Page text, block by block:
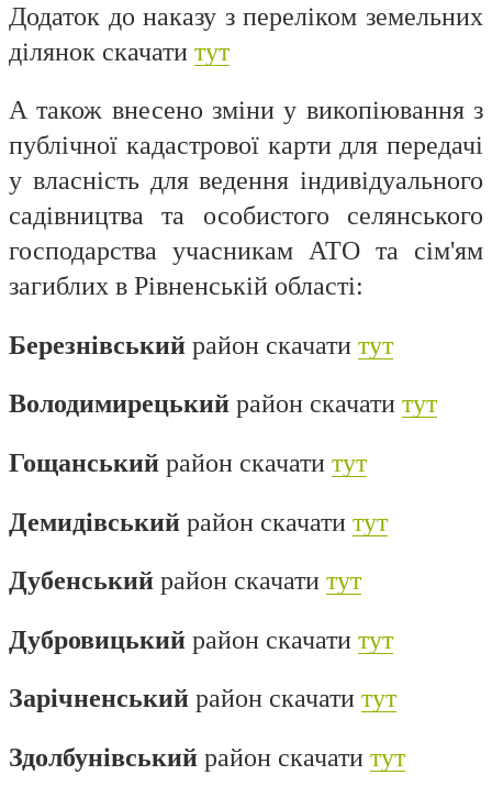
Додаток до наказу з переліком земельних
ділянок скачати тут
А також внесено зміни у викопіювання з
публічної кадастрової карти для передачі
у власність для ведення індивідуального
садівництва та особистого селянського
господарства учасникам АТО та сім'ям
загиблих в Рівненській області:
Березнівський район скачати тут
Володимирецький район скачати тут
Гощанський район скачати тут
Демидівський район скачати тут
Дубенський район скачати тут
Дубровицький район скачати тут
Зарічненський район скачати тут
Здолбунівський район скачати тут